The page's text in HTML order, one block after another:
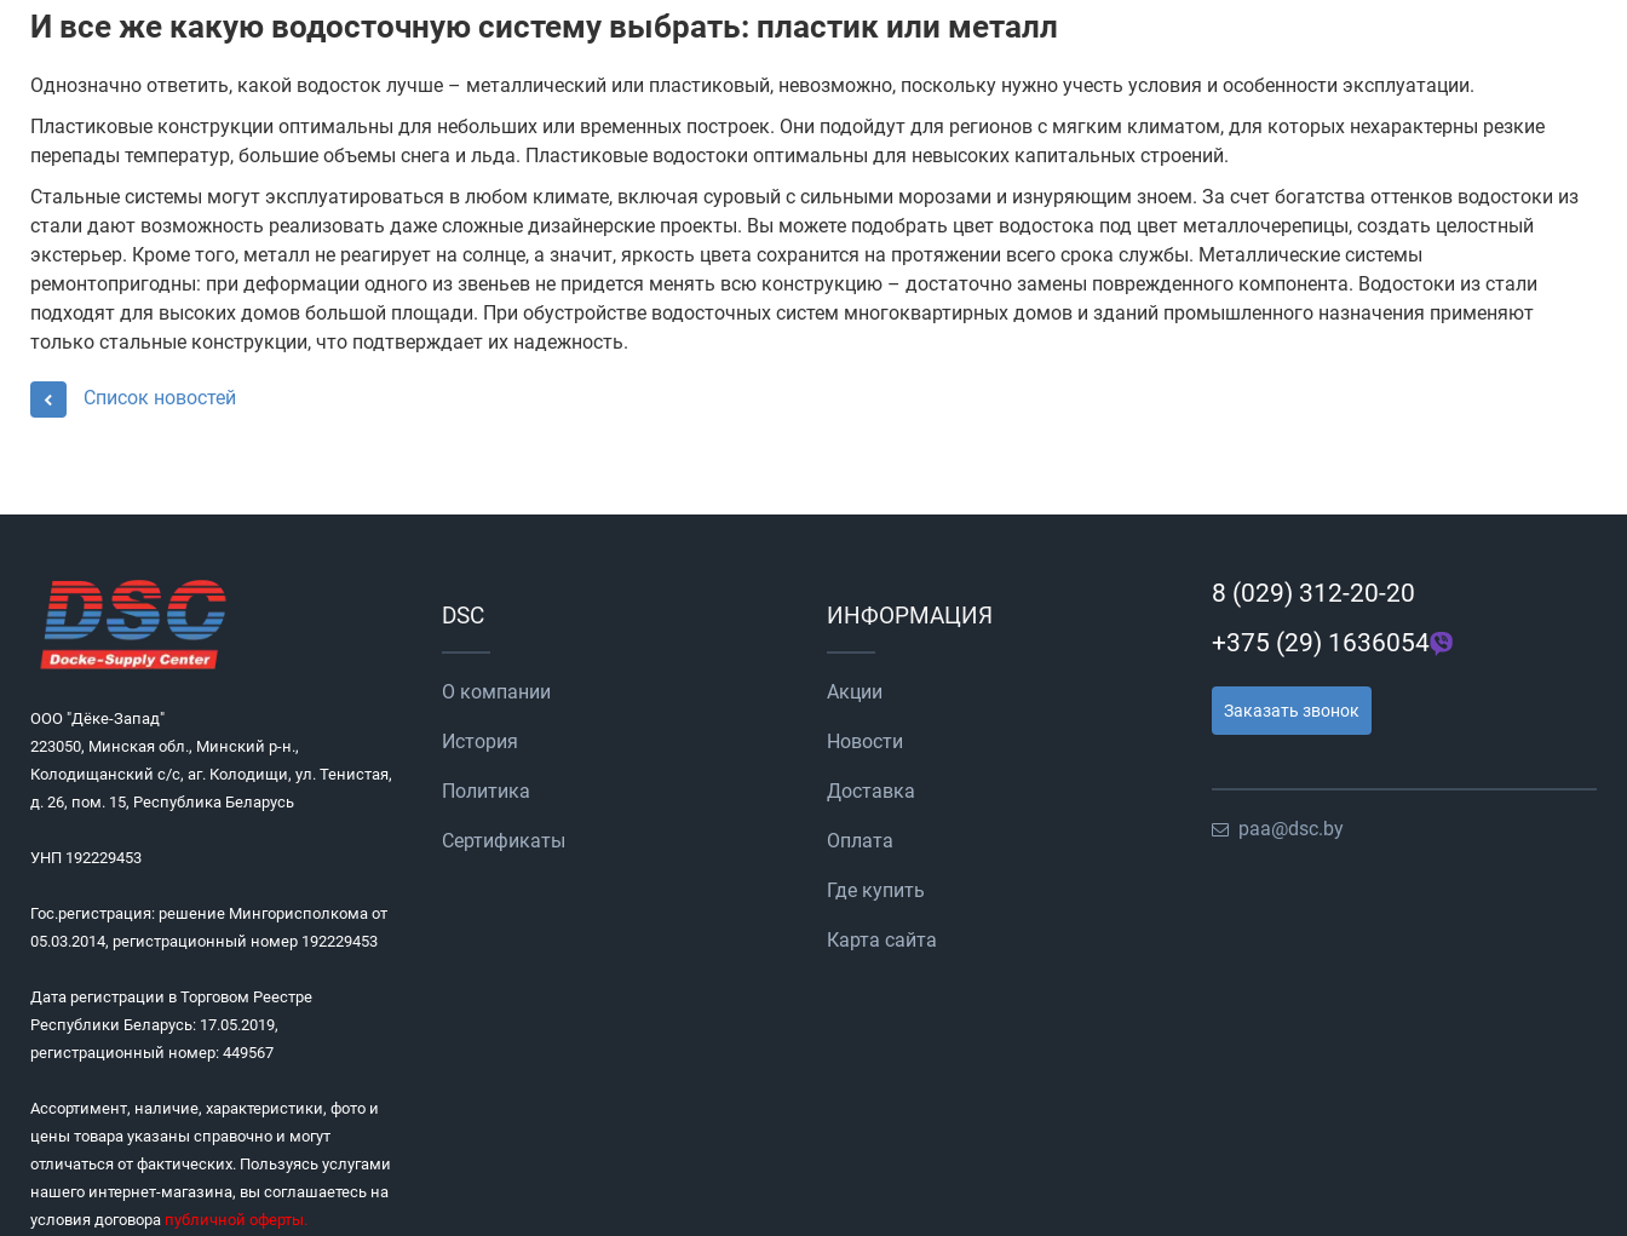
И все же какую водосточную систему выбрать: пластик или металл
Однозначно ответить, какой водосток лучше – металлический или пластиковый, невозможно, поскольку нужно учесть условия и особенности эксплуатации.
Пластиковые конструкции оптимальны для небольших или временных построек. Они подойдут для регионов с мягким климатом, для которых нехарактерны резкие
перепады температур, большие объемы снега и льда. Пластиковые водостоки оптимальны для невысоких капитальных строений.
Стальные системы могут эксплуатироваться в любом климате, включая суровый с сильными морозами и изнуряющим зноем. За счет богатства оттенков водостоки из
стали дают возможность реализовать даже сложные дизайнерские проекты. Вы можете подобрать цвет водостока под цвет металлочерепицы, создать целостный
экстерьер. Кроме того, металл не реагирует на солнце, а значит, яркость цвета сохранится на протяжении всего срока службы. Металлические системы
ремонтопригодны: при деформации одного из звеньев не придется менять всю конструкцию – достаточно замены поврежденного компонента. Водостоки из стали
подходят для высоких домов большой площади. При обустройстве водосточных систем многоквартирных домов и зданий промышленного назначения применяют
только стальные конструкции, что подтверждает их надежность.
Список новостей
ООО "Дёке-Запад"
223050, Минская обл., Минский р-н.,
Колодищанский с/с, аг. Колодищи, ул. Тенистая,
д. 26, пом. 15, Республика Беларусь
УНП 192229453
Гос.регистрация: решение Мингорисполкома от
05.03.2014, регистрационный номер 192229453
Дата регистрации в Торговом Реестре
Республики Беларусь: 17.05.2019,
регистрационный номер: 449567
Ассортимент, наличие, характеристики, фото и
цены товара указаны справочно и могут
отличаться от фактических. Пользуясь услугами
нашего интернет-магазина, вы соглашаетесь на
условия договора публичной оферты.
DSC
О компании
История
Политика
Сертификаты
ИНФОРМАЦИЯ
Акции
Новости
Доставка
Оплата
Где купить
Карта сайта
8 (029) 312-20-20
+375 (29) 1636054
Заказать звонок
paa@dsc.by